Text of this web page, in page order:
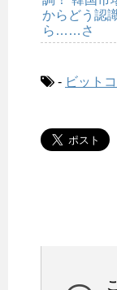
からどう認
ら……さ
- ビット